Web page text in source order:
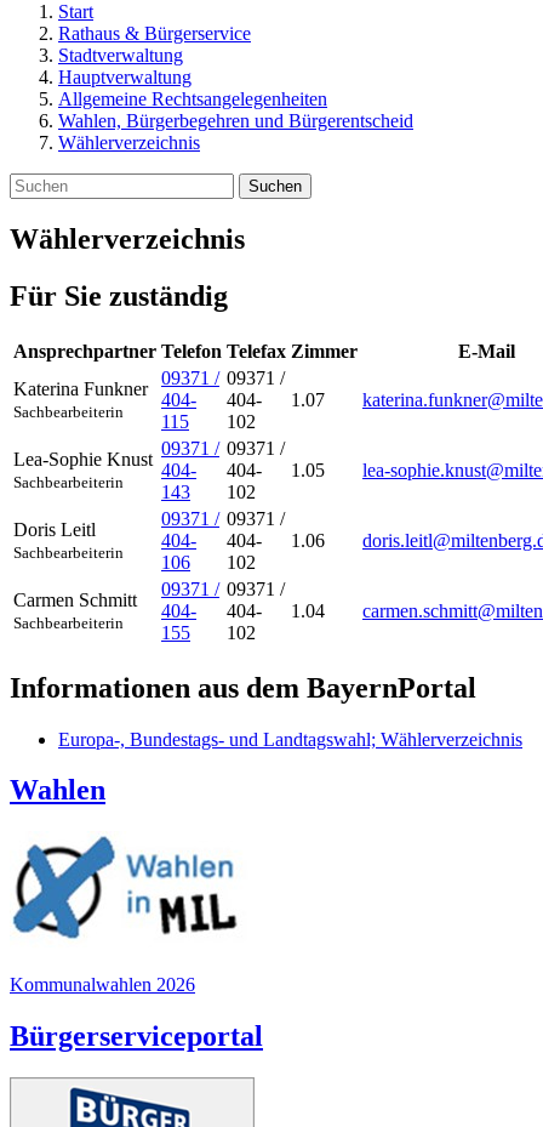
Start
Rathaus & Bürgerservice
Stadtverwaltung
Hauptverwaltung
Allgemeine Rechtsangelegenheiten
Wahlen, Bürgerbegehren und Bürgerentscheid
Wählerverzeichnis
Suchen
Wählerverzeichnis
Für Sie zuständig
Ansprechpartner Telefon Telefax Zimmer
E-Mail
Katerina Funkner
Sachbearbeiterin
09371 /
404-
115
09371 /
404-
102
1.07
Lea-Sophie Knust
Sachbearbeiterin
09371 /
404-
143
09371 /
404-
102
1.05 lea-
Doris Leitl
Sachbearbeiterin
09371 /
404-
106
09371 /
404-
102
1.06
Carmen Schmitt
Sachbearbeiterin
09371 /
404-
155
09371 /
404-
102
1.04
Informationen aus dem BayernPortal
Europa-, Bundestags- und Landtagswahl; Wählerverzeichnis
Wahlen
Kommunalwahlen 2026
Bürgerserviceportal